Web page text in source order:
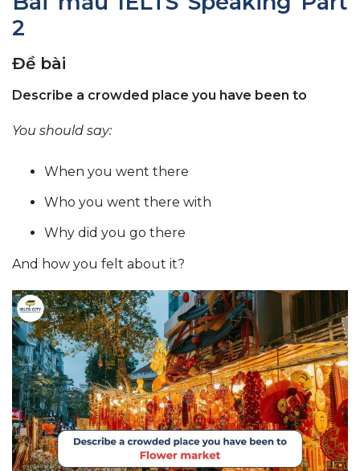
2
Đề bài
Describe a crowded place you have been to
You should say:
When you went there
Who you went there with
Why did you go there
And how you felt about it?